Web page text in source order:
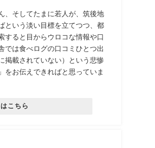
、そしてたまに若人が、筑後地
という淡い目標を立てつつ、都
すると目からウロコな情報や口
では食べログの口コミひとつ出
掲載されていない）という悲惨
をお伝えできればと思っていま
こちら